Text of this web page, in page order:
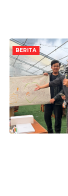
BERITA